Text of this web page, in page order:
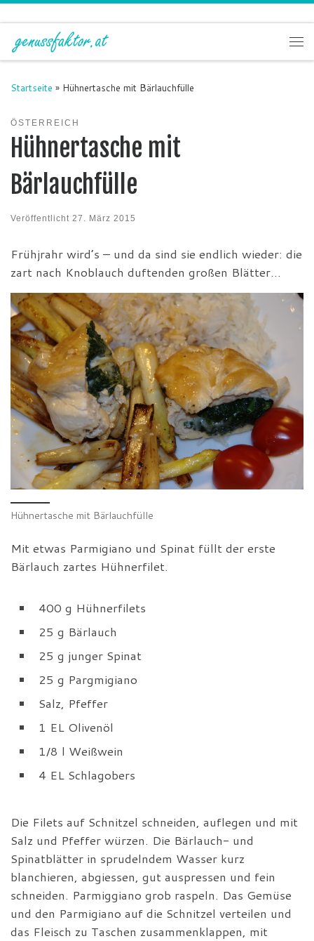
Zum Inhalt springen
Startseite » Hühnertasche mit Bärlauchfülle
ÖSTERREICH
Hühnertasche mit
Bärlauchfülle
Veröffentlicht 27. März 2015
Frühjrahr wird’s – und da sind sie endlich wieder: die
zart nach Knoblauch duftenden großen Blätter…
Hühnertasche mit Bärlauchfülle
Mit etwas Parmigiano und Spinat füllt der erste
Bärlauch zartes Hühnerfilet.
400 g Hühnerfilets
25 g Bärlauch
25 g junger Spinat
25 g Pargmigiano
Salz, Pfeffer
1 EL Olivenöl
1/8 l Weißwein
4 EL Schlagobers
Die Filets auf Schnitzel schneiden, auflegen und mit
Salz und Pfeffer würzen. Die Bärlauch- und
Spinatblätter in sprudelndem Wasser kurz
blanchieren, abgiessen, gut auspressen und fein
schneiden. Parmiggiano grob raspeln. Das Gemüse
und den Parmigiano auf die Schnitzel verteilen und
das Fleisch zu Taschen zusammenklappen, mit